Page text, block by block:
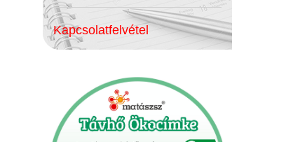
Kapcsolatfelvétel